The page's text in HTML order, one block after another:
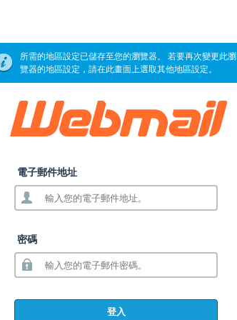
所需的地區設定已儲存至您的瀏覽器。 若要再次變更此瀏
覽器的地區設定，請在此畫面上選取其他地區設定。
電子郵件地址
密碼
登入